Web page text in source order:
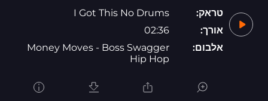
טראק:
I Got This No Drums
אורך:
02:36
אלבום:
Money Moves - Boss Swagger
Hip Hop